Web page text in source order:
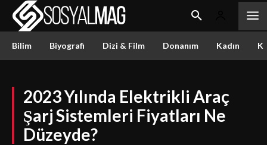
Bilim Biyografi Dizi & Film Donanım Kadın
2023 Yılında Elektrikli Araç
Şarj Sistemleri Fiyatları Ne
Düzeyde?